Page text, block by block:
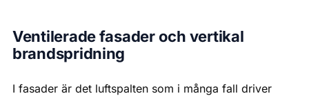
Ventilerade fasader och vertikal
brandspridning
I fasader är det luftspalten som i många fall driver